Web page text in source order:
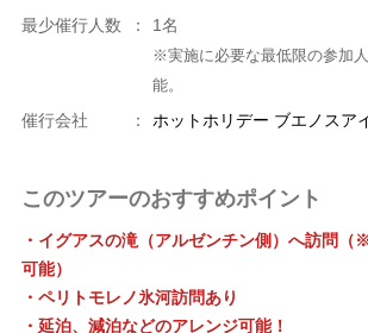
最少催行人数
： 1名
※実施に必要な最低限の参加
能。
催行会社 ： ホットホリデー ブエノスア
このツアーのおすすめポイント
・イグアスの滝（アルゼンチン側）へ訪問（
可能）
・ペリトモレノ氷河訪問あり
・延泊、減泊などのアレンジ可能！